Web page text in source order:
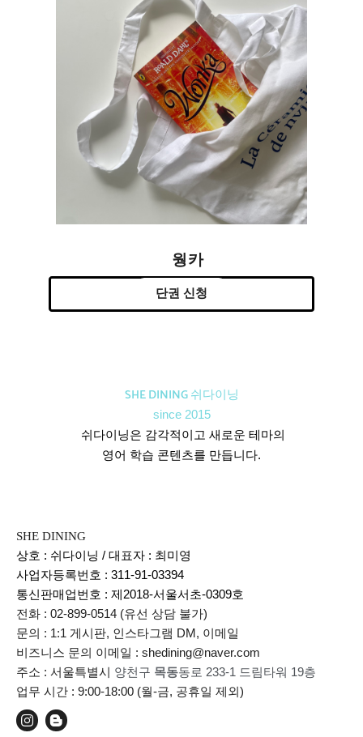
웡카
단권 신청
SHE DINING 쉬다이닝
since 2015
쉬다이닝은 감각적이고 새로운 테마의
영어 학습 콘텐츠를 만듭니다.
SHE DINING
상호 : 쉬다이닝 / 대표자 : 최미영
사업자등록번호 : 311-91-03394
통신판매업번호 : 제2018-서울서초-0309호
전화 : 02-899-0514 (유선 상담 불가)
문의 : 1:1 게시판, 인스타그램 DM, 이메일
비즈니스 문의 이메일 : shedining@naver.com
주소 : 서울특별시 양천구 목동동로 233-1 드림타워 19층
업무 시간 : 9:00-18:00 (월-금, 공휴일 제외)